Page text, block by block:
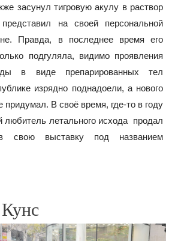
засунул тигровую акулу в раствор
на своей персональной
Правда, в последнее время его
подгуляла, видимо проявления
в виде препарированных тел
изрядно поднадоели, а нового
придумал. В своё время, где-то в году
любитель летального исхода продал
свою выставку под названием